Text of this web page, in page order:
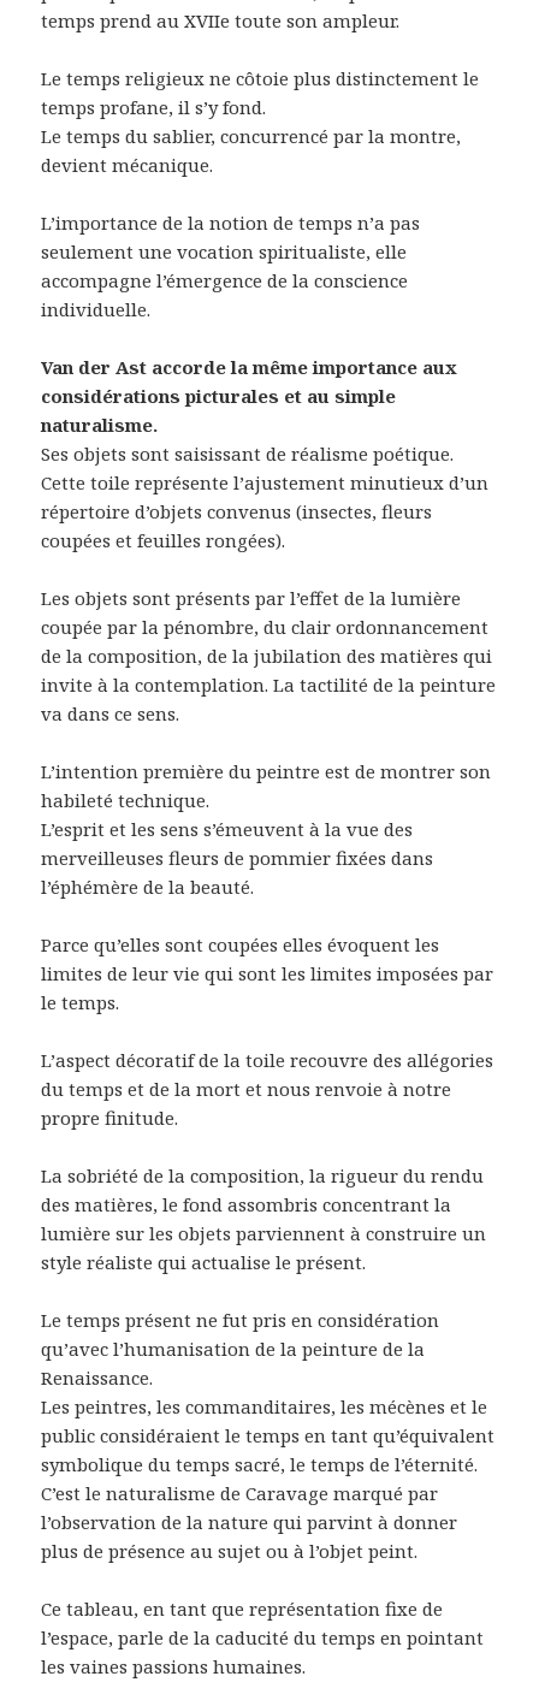
temps prend au XVIIe toute son ampleur.
Le temps religieux ne côtoie plus distinctement le
temps profane, il s’y fond.
Le temps du sablier, concurrencé par la montre,
devient mécanique.
L’importance de la notion de temps n’a pas
seulement une vocation spiritualiste, elle
accompagne l’émergence de la conscience
individuelle.
Van der Ast accorde la même importance aux
considérations picturales et au simple
naturalisme.
Ses objets sont saisissant de réalisme poétique.
Cette toile représente l’ajustement minutieux d’un
répertoire d’objets convenus (insectes, fleurs
coupées et feuilles rongées).
Les objets sont présents par l’effet de la lumière
coupée par la pénombre, du clair ordonnancement
de la composition, de la jubilation des matières qui
invite à la contemplation. La tactilité de la peinture
va dans ce sens.
L’intention première du peintre est de montrer son
habileté technique.
L’esprit et les sens s’émeuvent à la vue des
merveilleuses fleurs de pommier fixées dans
l’éphémère de la beauté.
Parce qu’elles sont coupées elles évoquent les
limites de leur vie qui sont les limites imposées par
le temps.
L’aspect décoratif de la toile recouvre des allégories
du temps et de la mort et nous renvoie à notre
propre finitude.
La sobriété de la composition, la rigueur du rendu
des matières, le fond assombris concentrant la
lumière sur les objets parviennent à construire un
style réaliste qui actualise le présent.
Le temps présent ne fut pris en considération
qu’avec l’humanisation de la peinture de la
Renaissance.
Les peintres, les commanditaires, les mécènes et le
public considéraient le temps en tant qu’équivalent
symbolique du temps sacré, le temps de l’éternité.
C’est le naturalisme de Caravage marqué par
l’observation de la nature qui parvint à donner
plus de présence au sujet ou à l’objet peint.
Ce tableau, en tant que représentation fixe de
l’espace, parle de la caducité du temps en pointant
les vaines passions humaines.